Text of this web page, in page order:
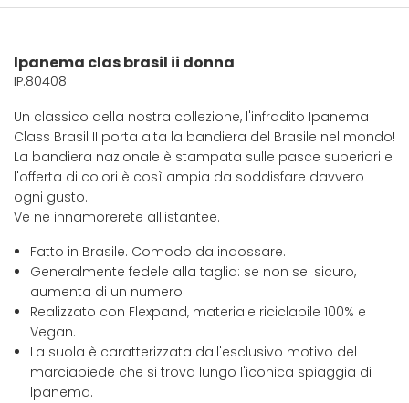
Ipanema clas brasil ii donna
IP.80408
Un classico della nostra collezione, l'infradito Ipanema
Class Brasil II porta alta la bandiera del Brasile nel mondo!
La bandiera nazionale è stampata sulle pasce superiori e
l'offerta di colori è così ampia da soddisfare davvero
ogni gusto.
Ve ne innamorerete all'istantee.
Fatto in Brasile. Comodo da indossare.
Generalmente fedele alla taglia: se non sei sicuro,
aumenta di un numero.
Realizzato con Flexpand, materiale riciclabile 100% e
Vegan.
La suola è caratterizzata dall'esclusivo motivo del
marciapiede che si trova lungo l'iconica spiaggia di
Ipanema.